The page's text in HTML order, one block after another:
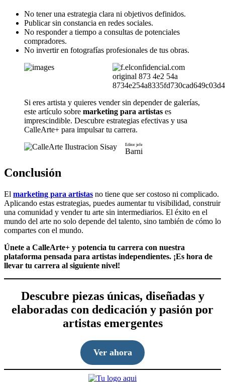
No tener una estrategia clara ni objetivos definidos.
Publicar sin constancia en redes sociales.
No responder a tiempo a consultas de potenciales
compradores.
No invertir en fotografías profesionales de tus obras.
Si eres artista y quieres vender sin depender de galerías,
este artículo sobre marketing para artistas es
imprescindible. Descubre estrategias efectivas y usa
CalleArte+ para impulsar tu carrera.
Editor jefe
Barni
Conclusión
El marketing para artistas no tiene que ser costoso ni complicado.
Aplicando estas estrategias, puedes aumentar tu visibilidad, construir
una comunidad y vender tu arte sin intermediarios. El éxito en el
mundo del arte no solo depende del talento, sino también de cómo lo
compartes con el mundo.
Únete a CalleArte+ y potencia tu carrera con nuestra
plataforma pensada para artistas independientes. ¡Es hora de
llevar tu carrera al siguiente nivel!
Descubre piezas únicas, diseñadas y
elaboradas con dedicación y pasión por
artistas emergentes
Ver ahora